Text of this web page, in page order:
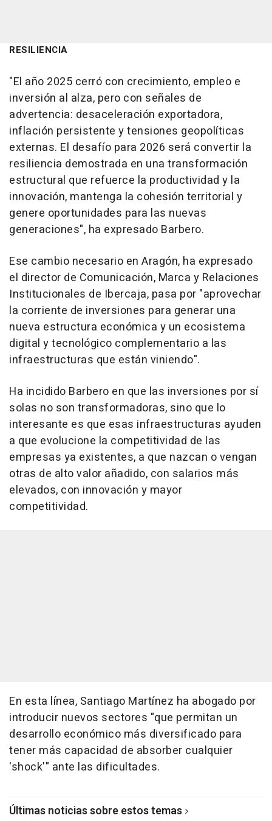
RESILIENCIA
"El año 2025 cerró con crecimiento, empleo e
inversión al alza, pero con señales de
advertencia: desaceleración exportadora,
inflación persistente y tensiones geopolíticas
externas. El desafío para 2026 será convertir la
resiliencia demostrada en una transformación
estructural que refuerce la productividad y la
innovación, mantenga la cohesión territorial y
genere oportunidades para las nuevas
generaciones", ha expresado Barbero.
Ese cambio necesario en Aragón, ha expresado
el director de Comunicación, Marca y Relaciones
Institucionales de Ibercaja, pasa por "aprovechar
la corriente de inversiones para generar una
nueva estructura económica y un ecosistema
digital y tecnológico complementario a las
infraestructuras que están viniendo".
Ha incidido Barbero en que las inversiones por sí
solas no son transformadoras, sino que lo
interesante es que esas infraestructuras ayuden
a que evolucione la competitividad de las
empresas ya existentes, a que nazcan o vengan
otras de alto valor añadido, con salarios más
elevados, con innovación y mayor
competitividad.
En esta línea, Santiago Martínez ha abogado por
introducir nuevos sectores "que permitan un
desarrollo económico más diversificado para
tener más capacidad de absorber cualquier
'shock'" ante las dificultades.
Últimas noticias sobre estos temas